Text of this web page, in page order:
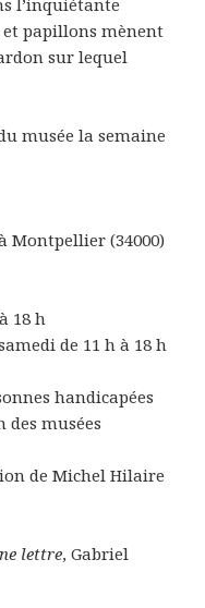
l’inquiétante
et papillons mènent
sur lequel
musée la semaine
Montpellier (34000)
18 h
de 11 h à 18 h
handicapées
des musées
de Michel Hilaire
lettre, Gabriel